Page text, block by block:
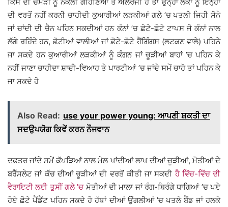
ਕਿਸੇ ਦੀ ਚਮੜੀ ਨੂੰ ਨਕਲੀ ਗਹਿਣਿਆਂ ਤੋਂ ਐਲਰਜੀ ਹੈ ਤਾਂ ਉਨ੍ਹਾਂ ਲੋਕਾਂ ਨੂੰ ਇਨ੍ਹਾਂ
ਦੀ ਵਰਤੋਂ ਨਹੀਂ ਕਰਨੀ ਚਾਹੀਦੀ ਕੁਆਰੀਆਂ ਲੜਕੀਆਂ ਗਲੇ ’ਚ ਪਤਲੀ ਜਿਹੀ ਸੋਨੇ
ਜਾਂ ਚਾਂਦੀ ਦੀ ਚੈਨ ਪਹਿਨ ਸਕਦੀਆਂ ਹਨ ਕੰਨਾਂ ’ਚ ਛੋਟੇ-ਛੋਟੇ ਟਾਪਸ ਜੋ ਕੰਨਾਂ ਨਾਲ
ਲੱਗੇ ਰਹਿੰਦੇ ਹਨ, ਛੋਟੀਆਂ ਵਾਲੀਆਂ ਜਾਂ ਛੋਟੇ-ਛੋਟੇ ਹੈਂਗਿੰਗਸ (ਲਟਕਣ ਵਾਲੇ) ਪਹਿਨੇ
ਜਾ ਸਕਦੇ ਹਨ ਕੁਆਰੀਆਂ ਲੜਕੀਆਂ ਨੂੰ ਕੰਗਨ ਜਾਂ ਚੂੜੀਆਂ ਬਾਹਾਂ ’ਚ ਪਹਿਨ ਕੇ
ਨਹੀਂ ਜਾਣਾ ਚਾਹੀਦਾ ਸ਼ਾਦੀ-ਵਿਆਹ ਤੇ ਪਾਰਟੀਆਂ ’ਚ ਜਾਂਦੇ ਸਮੇਂ ਚਾਹੋ ਤਾਂ ਪਹਿਨ ਕੇ
ਜਾ ਸਕਦੇ ਹੋ
Also Read: use your power young: ਆਪਣੀ ਸ਼ਕਤੀ ਦਾ
ਸਦਉਪਯੋਗ ਕਿਵੇਂ ਕਰਨ ਨੌਜਵਾਨ
ਦਫ਼ਤਰ ਜਾਂਦੇ ਸਮੇਂ ਕੱਪੜਿਆਂ ਨਾਲ ਮੇਲ ਖਾਂਦੀਆਂ ਲਾਖ ਦੀਆਂ ਚੂੜੀਆਂ, ਮੋਤੀਆਂ ਦੇ
ਬਰੈੱਸਲੇਟ ਜਾਂ ਕੱਚ ਦੀਆਂ ਚੂੜੀਆਂ ਦੀ ਵਰਤੋਂ ਕੀਤੀ ਜਾ ਸਕਦੀ ਹੈ ਵਿੱਚ-ਵਿੱਚ ਦੀ
ਵੈਰਾਇਟੀ ਲਈ ਤੁਸੀਂ ਗਲੇ ’ਚਮੋਤੀਆਂ ਦੀ ਮਾਲਾ ਜਾਂ ਰੰਗ-ਬਿਰੰਗੇ ਧਾਗਿਆਂ ’ਚ ਪਏ
ਹੋਏ ਛੋਟੇ ਪੈਂਡੈਂਟ ਪਹਿਨ ਸਕਦੇ ਹੋ ਹੱਥਾਂ ਦੀਆਂ ਉਂਗਲੀਆਂ ’ਚ ਪਤਲੇ ਬੈਂਡ ਜਾਂ ਹਲਕੇ